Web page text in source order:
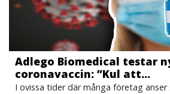
Adlego Biomedical testar
coronavaccin: ”Kul att…
I ovissa tider där många företag